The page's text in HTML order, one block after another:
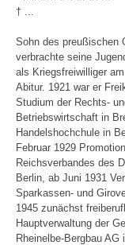
† ...
Sohn des preußischen
verbrachte seine
als Kriegsfreiwilliger
Abitur. 1921 war er
Studium der Rechts-
Betriebswirtschaft in
Handelshochchule in
Februar 1929
Reichsverbandes des
Berlin, ab Juni 1931
Sparkassen- und
1945 zunächst
Hauptverwaltung der
Rheinelbe-Bergbau